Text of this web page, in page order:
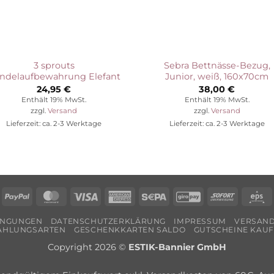
3 sprouts
Elefant
24,95€
Enthält 19% MwSt.
zzgl.Versand
Lieferzeit: ca. 2-3 Werktage
Sebra Bettnässe-Bezug,
Junior, weiß, 160x70cm
38,00€
Enthält 19% MwSt.
zzgl. Versand
Lieferzeit: ca. 2-3 Werktage
RechungPayPal MasterCard
Visa
American Sepa GiroPaySofort
DATENSCHUTZERKLÄRUNG IMPRESSUM
GESCHENKKARTEN SALDO GUTSCHEINE
Copyright 2026 © ESTIK-Bannier GmbH